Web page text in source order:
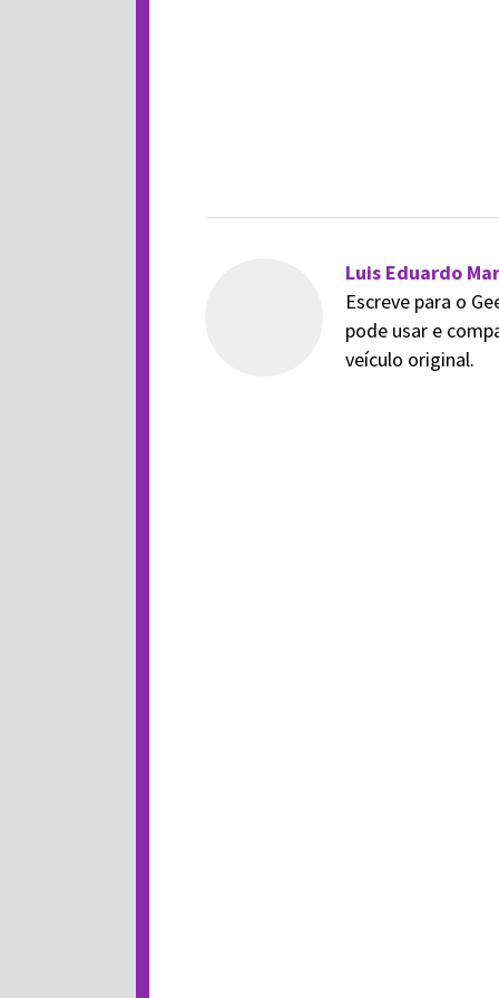
Luis Eduardo
Escreve para o
pode usar e
veículo original.